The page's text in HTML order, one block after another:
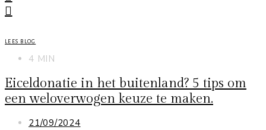
LEES BLOG
4 MIN
Eiceldonatie in het buitenland? 5 tips om
een weloverwogen keuze te maken.
21/09/2024